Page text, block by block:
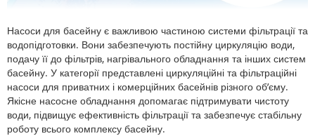
Насоси для басейну є важливою частиною системи фільтрації та
водопідготовки. Вони забезпечують постійну циркуляцію води,
подачу її до фільтрів, нагрівального обладнання та інших систем
басейну. У категорії представлені циркуляційні та фільтраційні
насоси для приватних і комерційних басейнів різного об’єму.
Якісне насосне обладнання допомагає підтримувати чистоту
води, підвищує ефективність фільтрації та забезпечує стабільну
роботу всього комплексу басейну.